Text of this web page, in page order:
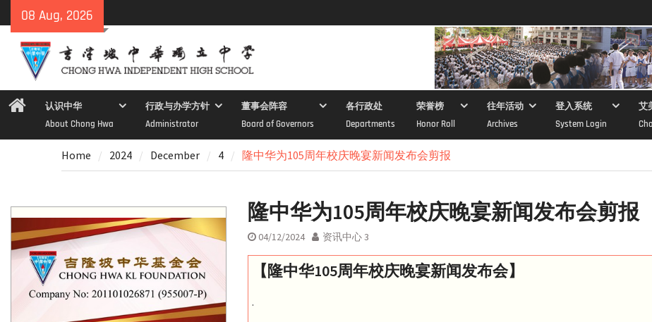
to
content
08 Aug, 2026
Home认识中华
About Chong Hwa
行政与办学方针
Administrator
董事会阵容
Board of Governors
各行政处
Departments
荣誉榜
Honor Roll
往年活动
Archives
登入系统
System Login
艾
Home 2024 December 4 隆中华为105周年校庆晚宴新闻发布会剪报
隆中华为105周年校庆晚宴新闻发布会剪报
04/12/2024 资讯中心 3
【隆中华105周年校庆晚宴新闻发布会】
.